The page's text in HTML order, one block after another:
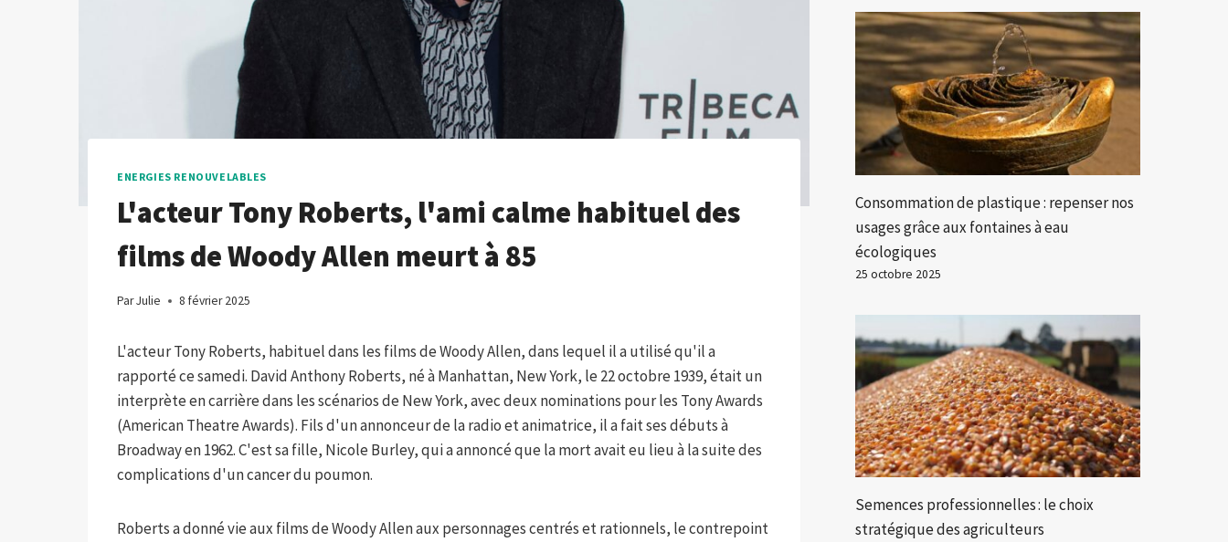
ENERGIES RENOUVELABLES
L'acteur Tony Roberts, l'ami calme habituel des
films de Woody Allen meurt à 85
ParJulie 8 février 2025
L'acteur Tony Roberts, habituel dans les films de Woody Allen, dans lequel il a utilisé qu'il a
rapporté ce samedi. David Anthony Roberts, né à Manhattan, New York, le 22 octobre 1939, était un
interprète en carrière dans les scénarios de New York, avec deux nominations pour les Tony Awards
(American Theatre Awards). Fils d'un annonceur de la radio et animatrice, il a fait ses débuts à
Broadway en 1962. C'est sa fille, Nicole Burley, qui a annoncé que la mort avait eu lieu à la suite des
complications d'un cancer du poumon.
Roberts a donné vie aux films de Woody Allen aux personnages centrés et rationnels, le contrepoint
Consommation de plastique : repenser nos
usages grâce aux fontaines à eau
écologiques
25 octobre 2025
Semences professionnelles : le choix
stratégique des agriculteurs